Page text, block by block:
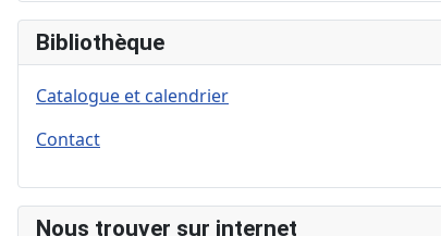
Bibliothèque
Catalogue et calendrier
Contact
Nous trouver sur internet